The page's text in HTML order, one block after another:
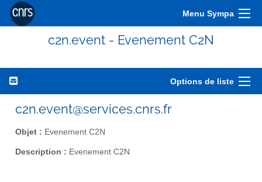
Menu Sympa
c2n.event - Evenement C2N
Options de liste
c2n.event@services.cnrs.fr
Objet : Evenement C2N
Description : Evenement C2N